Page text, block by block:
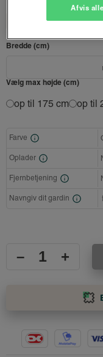
Design dit gardin
Bredde (cm)
Vælg max højde (cm)
op til 175 cm op til
Farve
Oplader
Fjernbetjening
Navngiv dit gardin
– +
Afvis alle